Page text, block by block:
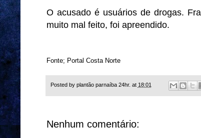
O acusado é usuários de drogas.
muito mal feito, foi apreendido.
Fonte; Portal Costa Norte
Posted by plantão parnaíba 24hr. at 18:01
Nenhum comentário: